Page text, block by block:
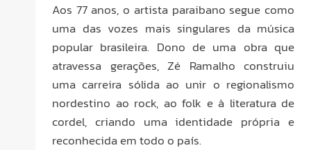
Aos 77 anos, o artista paraibano segue como
uma das vozes mais singulares da música
popular brasileira. Dono de uma obra que
atravessa gerações, Zé Ramalho construiu
uma carreira sólida ao unir o regionalismo
nordestino ao rock, ao folk e à literatura de
cordel, criando uma identidade própria e
reconhecida em todo o país.